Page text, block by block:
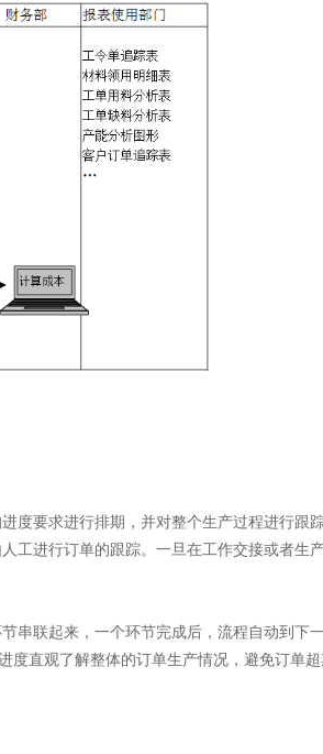
要求进行排期，并对整个生产过程进行跟踪
工进行订单的跟踪。一旦在工作交接或者生
联起来，一个环节完成后，流程自动到下
度直观了解整体的订单生产情况，避免订单